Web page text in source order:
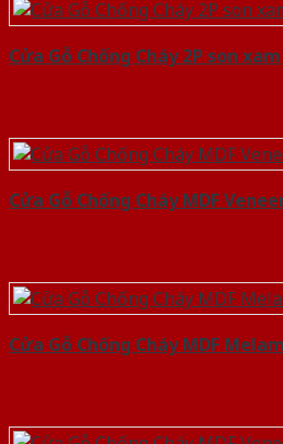
Cửa Gỗ Chống Cháy 2P son xam
Cửa Gỗ Chống Cháy MDF
Cửa Gỗ Chống Cháy MDF